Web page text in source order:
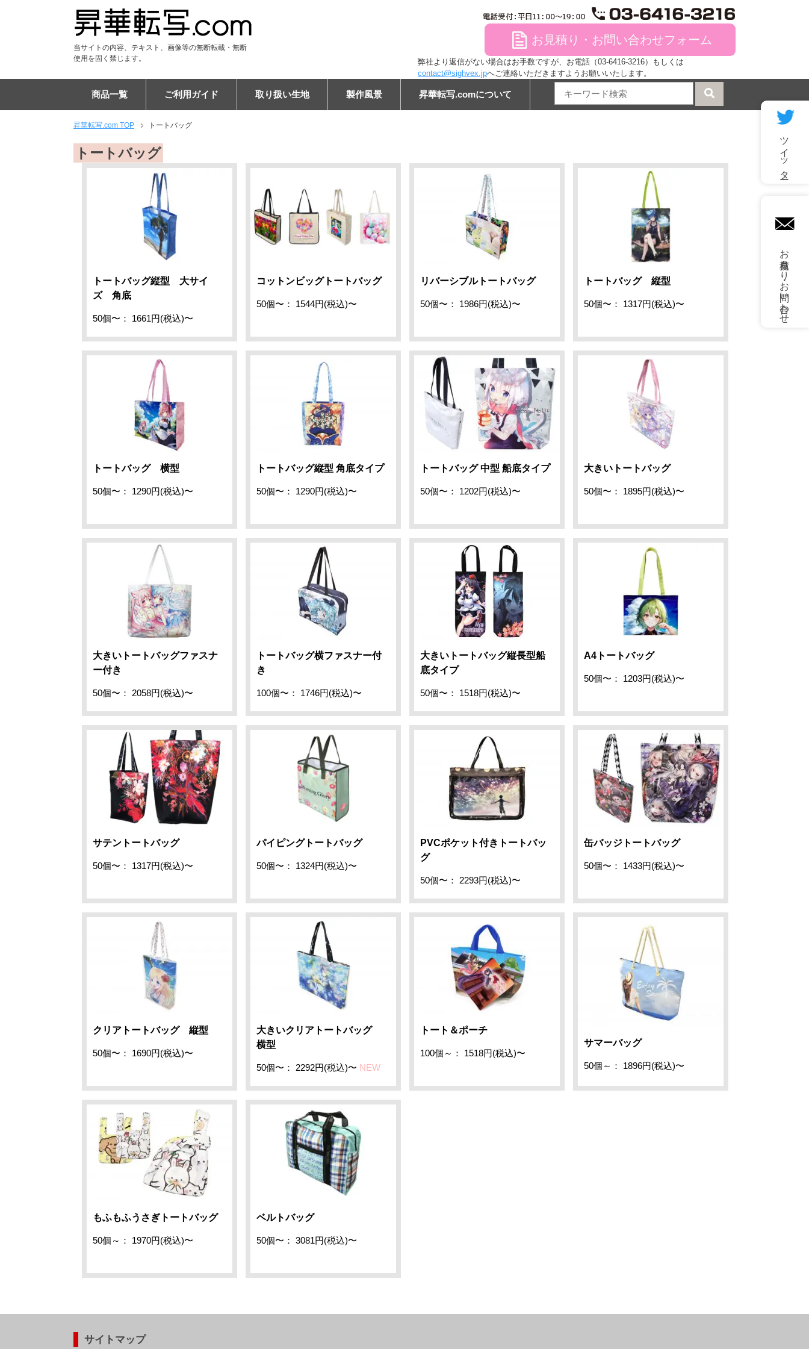
当サイトの内容、テキスト、画像等の無断転載・無断
使用を固く禁じます。
file お見積り・お問い合わせフォーム
弊社より返信がない場合はお手数ですが、お電話（03-6416-3216）もしくは
contact@sighvex.jpへご連絡いただきますようお願いいたします。
商品一覧
Tシャツ
DTF Tシャツ
シャツ
DTF ポロシャツ
パーカー
DTF パーカー
ジャンパー
ユニフォーム
パンツ
DTF スウェット
アパレル雑貨
キャップ
マスク
マフラー
ブランケット
フードブランケット
タオル
フードタオル
トートバッグ
エコバッグ
リュックサック
バッグ
ケース
PC・タブレットケース
ショルダーバッグ
スマホポシェット
チケットホルダー
サコッシュ
ポーチ
巾着
マウスパッド
タペストリー
布ポスター
傘
布カバー
生活雑貨・インテリア
ステーショナリー
フラッグ
ご利用ガイド
ご注文の流れ
納期について
割引キャンペーン
EC販売向けサポートプラン
キャンセルについて
専門用語集
昇華転写印刷とは
お客様の声
布プリントの比較
エンドレス柄の作り方
よくある質問
会社概要
取り扱い生地 製作風景 昇華転写.comについて
昇華転写.com TOP トートバッグ
トートバッグ
トートバッグ縦型 大サイ
ズ 角底
50個〜： 1661円(税込)〜
コットンビッグトートバッグ
50個〜： 1544円(税込)〜
リバーシブルトートバッグ
50個〜： 1986円(税込)〜
トートバッグ 縦型
50個〜： 1317円(税込)〜
トートバッグ 横型
50個〜： 1290円(税込)〜
トートバッグ縦型 角底タイプ
50個〜： 1290円(税込)〜
トートバッグ 中型 船底タイプ
50個〜： 1202円(税込)〜
大きいトートバッグ
50個〜： 1895円(税込)〜
大きいトートバッグファスナ
ー付き
50個〜： 2058円(税込)〜
トートバッグ横ファスナー付
き
100個〜： 1746円(税込)〜
大きいトートバッグ縦長型船
底タイプ
50個〜： 1518円(税込)〜
A4トートバッグ
50個〜： 1203円(税込)〜
サテントートバッグ
50個〜： 1317円(税込)〜
パイピングトートバッグ
50個〜： 1324円(税込)〜
PVCポケット付きトートバッ
グ
50個〜： 2293円(税込)〜
缶バッジトートバッグ
50個〜： 1433円(税込)〜
クリアトートバッグ 縦型
50個〜： 1690円(税込)〜
大きいクリアトートバッグ
横型
50個〜： 2292円(税込)〜 NEW
トート＆ポーチ
100個～： 1518円(税込)〜
サマーバッグ
50個～： 1896円(税込)〜
もふもふうさぎトートバッグ
50個～： 1970円(税込)〜
ベルトバッグ
50個〜： 3081円(税込)〜
サイトマップ
ツイッター
mail
お見積もり・お問い合わせ